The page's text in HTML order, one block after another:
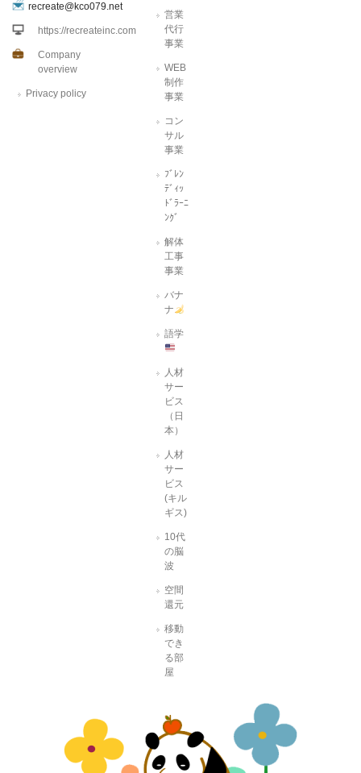
recreate@kco079.net
https://recreateinc.com
Company
overview
Privacy policy
営業
代行
事業
WEB
制作
事業
コン
サル
事業
ﾌﾞﾚﾝ
ﾃﾞｨｯ
ﾄﾞﾗｰﾆ
ﾝｸﾞ
解体
工事
事業
バナ
ナ
語学
人材
サー
ビス
（日
本）
人材
サー
ビス
(キル
ギス)
10代
の脳
波
空間
還元
移動
でき
る部
屋